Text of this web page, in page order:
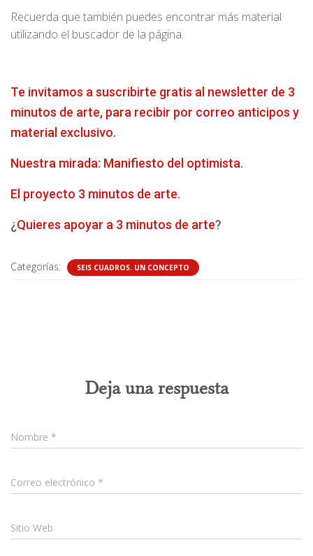
Recuerda que también puedes encontrar más material
utilizando el buscador de la página.
Te invitamos a suscribirte gratis al newsletter de 3
minutos de arte, para recibir por correo anticipos y
material exclusivo.
Nuestra mirada: Manifiesto del optimista.
El proyecto 3 minutos de arte.
¿Quieres apoyar a 3 minutos de arte?
Categorías: SEIS CUADROS. UN CONCEPTO
Deja una respuesta
Nombre *
Correo electrónico *
Sitio Web